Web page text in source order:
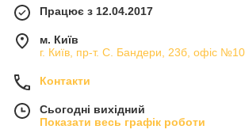
Працює з 12.04.2017
м. Київ
г. Київ, пр-т. С. Бандери, 23б, офіс
Контакти
Сьогодні вихідний
Показати весь графік роботи